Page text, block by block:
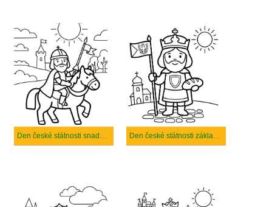
Den české státnosti snadný tisknutelné Den české státnosti základní tisknutelné